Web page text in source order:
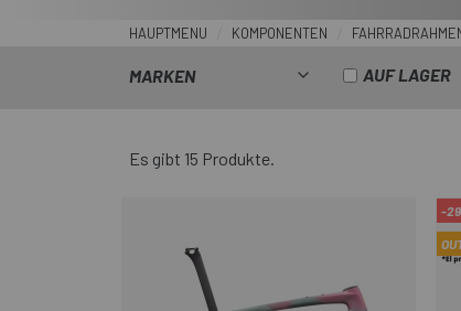
HAUPTMENU KOMPONENTEN
MARKEN AUF LAGER
Es gibt 15 Produkte.
-